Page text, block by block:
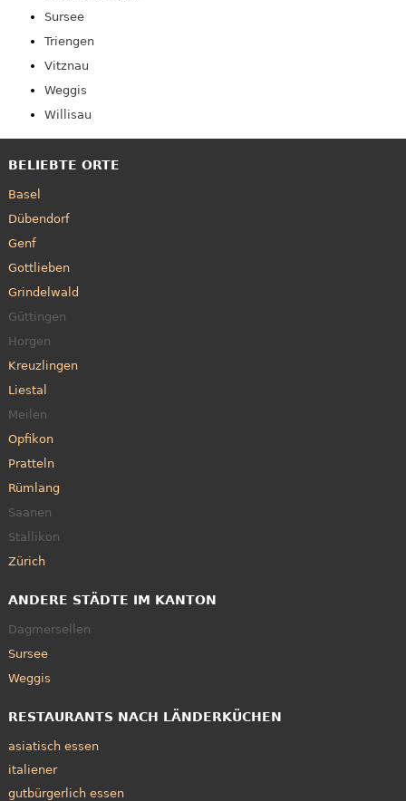
Sursee
Triengen
Vitznau
Weggis
Willisau
BELIEBTE ORTE
Basel
Dübendorf
Genf
Gottlieben
Grindelwald
Güttingen
Horgen
Kreuzlingen
Liestal
Meilen
Opfikon
Pratteln
Rümlang
Saanen
Stallikon
Zürich
ANDERE STÄDTE IM KANTON
Dagmersellen
Sursee
Weggis
RESTAURANTS NACH LÄNDERKÜCHEN
asiatisch essen
italiener
gutbürgerlich essen